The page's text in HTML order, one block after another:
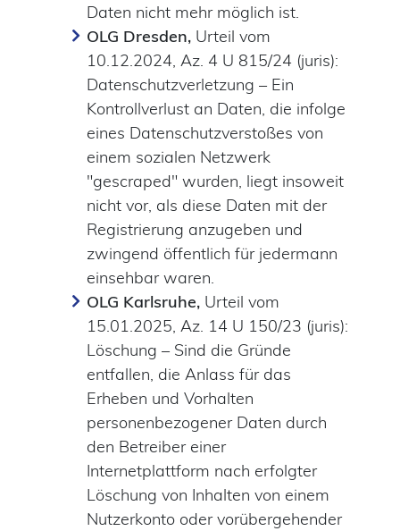
Daten nicht mehr möglich ist.
OLG Dresden, Urteil vom
10.12.2024, Az. 4 U 815/24 (juris):
Datenschutzverletzung – Ein
Kontrollverlust an Daten, die infolge
eines Datenschutzverstoßes von
einem sozialen Netzwerk
"gescraped" wurden, liegt insoweit
nicht vor, als diese Daten mit der
Registrierung anzugeben und
zwingend öffentlich für jedermann
einsehbar waren.
OLG Karlsruhe,Urteil vom
15.01.2025, Az. 14 U 150/23 (juris):
Löschung – Sind die Gründe
entfallen, die Anlass für das
Erheben und Vorhalten
personenbezogener Daten durch
den Betreiber einer
Internetplattform nach erfolgter
Löschung von Inhalten von einem
Nutzerkonto oder vorübergehender